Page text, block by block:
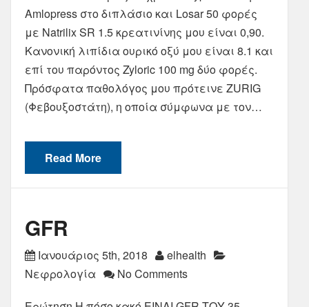
Amlopress στο διπλάσιο και Losar 50 φορές
με Natrilix SR 1.5 κρεατινίνης μου είναι 0,90.
Κανονική λιπίδια ουρικό οξύ μου είναι 8.1 και
επί του παρόντος Zyloric 100 mg δύο φορές.
Πρόσφατα παθολόγος μου πρότεινε ZURIG
(Φεβουξοστάτη), η οποία σύμφωνα με τον…
Read More
GFR
Ιανουάριος 5th, 2018
elhealth
Νεφρολογία
No Comments